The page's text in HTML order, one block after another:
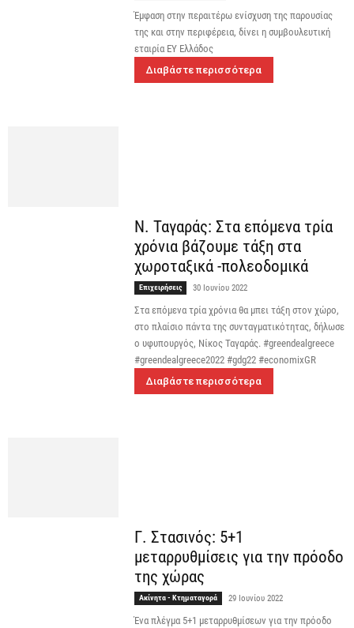
Έμφαση στην περαιτέρω ενίσχυση της παρουσίας
της και στην περιφέρεια, δίνει η συμβουλευτική
εταιρία ΕΥ Ελλάδος
Διαβάστε περισσότερα
Ν. Ταγαράς: Στα επόμενα τρία
χρόνια βάζουμε τάξη στα
χωροταξικά -πολεοδομικά
Επιχειρήσεις 30 Ιουνίου 2022
Στα επόμενα τρία χρόνια θα μπει τάξη στον χώρο,
στο πλαίσιο πάντα της συνταγματικότητας, δήλωσε
ο υφυπουργός, Νίκος Ταγαράς. #greendealgreece
#greendealgreece2022 #gdg22 #economixGR
Διαβάστε περισσότερα
Γ. Στασινός: 5+1
μεταρρυθμίσεις για την πρόοδο
της χώρας
Ακίνητα - Κτηματαγορά 29 Ιουνίου 2022
Ένα πλέγμα 5+1 μεταρρυθμίσεων για την πρόοδο